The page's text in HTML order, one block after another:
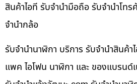
สินค้าไอที รับจำนำมือถือ รับจำนำโท
จำนำกล้อ
รับจำนำนาฬิกา บริการ รับจำนำสินค้า
แพค ไอโฟน นาฬิกา และ ของแบรนด์